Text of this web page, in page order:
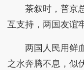
茶叙时，普京总
互支持，两国友谊
两国人民用鲜血
之水奔腾不息，似